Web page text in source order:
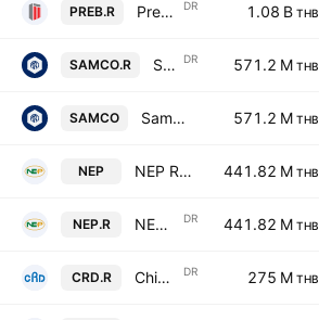
PREB.R Pre-Built Public Co. Ltd. NVDR DR 1.08 B THB
SAMCO.R Sammakorn Public Co., Ltd. NVDR DR 571.2 M THB
SAMCO Sammakorn Public Co., Ltd. 571.2 M THB
NEP NEP Realty & Industry Public Co. Ltd. 441.82 M THB
NEP.R NEP Realty & Industry Public Co. Ltd. NVDR DR 441.82 M THB
CRD.R Chiangmai Rimdoi Public Co. Ltd. NVDR DR 275 M THB